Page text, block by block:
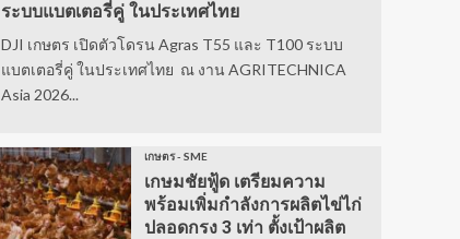
ระบบแบตเตอรี่คู่ ในประเทศไทย
DJI เกษตร เปิดตัวโดรน Agras T55 และ T100 ระบบ
แบตเตอรี่คู่ ในประเทศไทย ณ งาน AGRITECHNICA
Asia 2026...
เกษตร - SME
เกษมชัยฟู้ด เตรียมความ
พร้อมเพิ่มกำลังการผลิตไข่ไก่
ปลอดกรง 3 เท่า ตั้งเป้าผลิต